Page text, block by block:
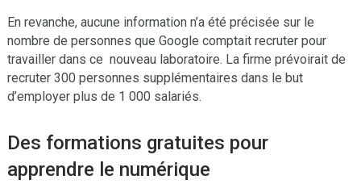
En revanche, aucune information n’a été précisée sur le
nombre de personnes que Google comptait recruter pour
travailler dans ce nouveau laboratoire. La firme prévoirait de
recruter 300 personnes supplémentaires dans le but
d’employer plus de 1 000 salariés.
Des formations gratuites pour
apprendre le numérique